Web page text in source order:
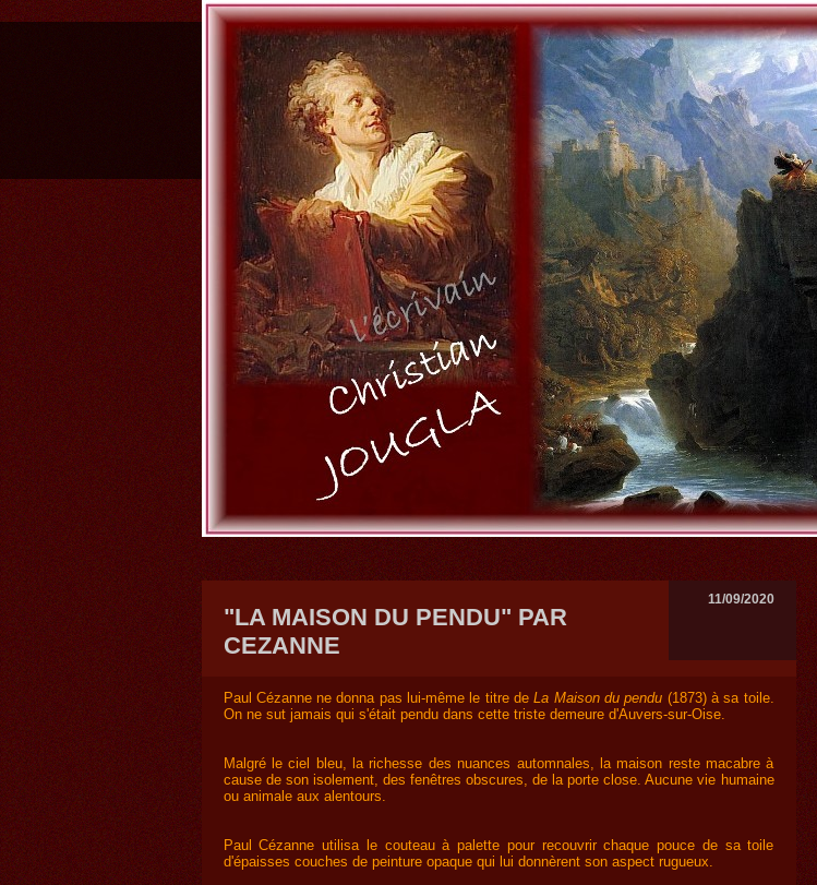
11/09/2020
"LA MAISON DU PENDU" PAR
CEZANNE
Paul Cézanne ne donna pas lui-même le titre deLa Maison du pendu (1873) à sa toile.
On ne sut jamais qui s'était pendu dans cette triste demeure d'Auvers-sur-Oise.
Malgré le ciel bleu, la richesse des nuances automnales, la maison reste macabre à
cause de son isolement, des fenêtres obscures, de la porte close. Aucune vie humaine
ou animale aux alentours.
Paul Cézanne utilisa le couteau à palette pour recouvrir chaque pouce de sa toile
d'épaisses couches de peinture opaque qui lui donnèrent son aspect rugueux.